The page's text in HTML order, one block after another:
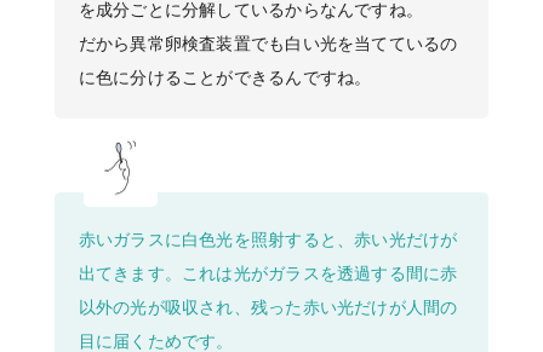
を成分ごとに分解しているからなんですね。
だから異常卵検査装置でも白い光を当てているの
に色に分けることができるんですね。
赤いガラスに白色光を照射すると、赤い光だけが
出てきます。これは光がガラスを透過する間に赤
以外の光が吸収され、残った赤い光だけが人間の
目に届くためです。